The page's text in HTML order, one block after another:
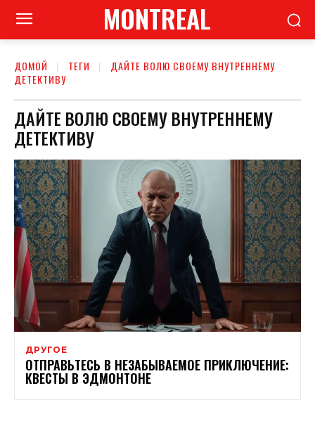
MONTREAL
ДОМОЙ ТЕГИ
ДАЙТЕ ВОЛЮ СВОЕМУ ВНУТРЕННЕМУ
ДЕТЕКТИВУ
ДАЙТЕ ВОЛЮ СВОЕМУ ВНУТРЕННЕМУ
ДЕТЕКТИВУ
ДРУГОЕ
ОТПРАВЬТЕСЬ В НЕЗАБЫВАЕМОЕ ПРИКЛЮЧЕНИЕ:
КВЕСТЫ В ЭДМОНТОНЕ